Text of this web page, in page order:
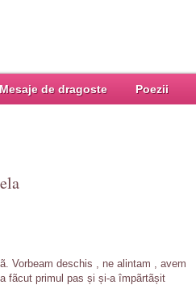
Mesaje de dragoste Poezii
Vorbeam deschis , ne alintam , avem
fãcut primul pas și și-a împãrtãșit